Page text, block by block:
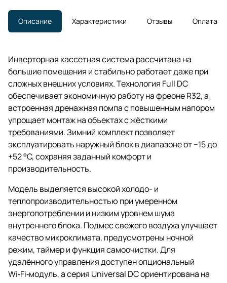
Описание Характеристики Отзывы Оплата
Инверторная кассетная система рассчитана на
большие помещения и стабильно работает даже при
сложных внешних условиях. Технология Full DC
обеспечивает экономичную работу на фреоне R32, а
встроенная дренажная помпа с повышенным напором
упрощает монтаж на объектах с жёсткими
требованиями. Зимний комплект позволяет
эксплуатировать наружный блок в диапазоне от −15 до
+52 °C, сохраняя заданный комфорт и
производительность.
Модель выделяется высокой холодо- и
теплопроизводительностью при умеренном
энергопотреблении и низким уровнем шума
внутреннего блока. Подмес свежего воздуха улучшает
качество микроклимата, предусмотрены ночной
режим, таймер и функция самоочистки. Для
удалённого управления доступен опциональный
Wi‑Fi‑модуль, а серия Universal DC ориентирована на